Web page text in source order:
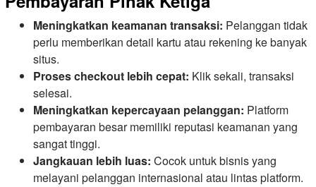
Meningkatkan keamanan transaksi: Pelanggan tidak
perlu memberikan detail kartu atau rekening ke banyak
situs.
Proses checkout lebih cepat: Klik sekali, transaksi
selesai.
Meningkatkan kepercayaan pelanggan: Platform
pembayaran besar memiliki reputasi keamanan yang
sangat tinggi.
Jangkauan lebih luas: Cocok untuk bisnis yang
melayani pelanggan internasional atau lintas platform.